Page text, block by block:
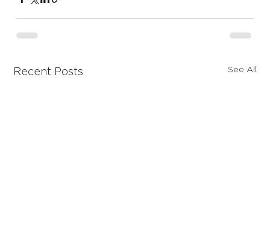
Recent Posts See All